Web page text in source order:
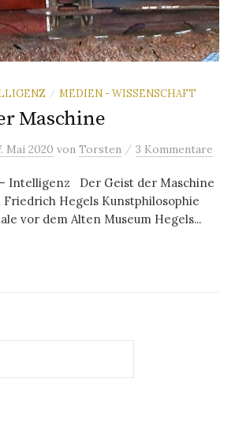
/ MEDIEN - WISSENSCHAFT
Maschine
Mai 2020 von Torsten / 3 Kommentare
Intelligenz Der Geist der Maschine
Hegels Kunstphilosophie
vor dem Alten Museum Hegels...